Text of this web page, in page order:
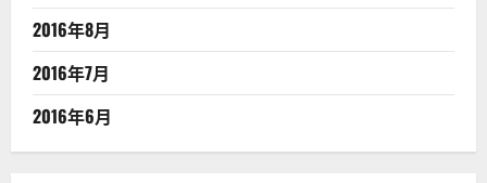
2016年8月
2016年7月
2016年6月